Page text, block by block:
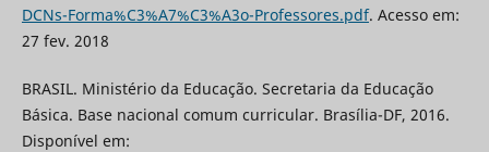
DCNs-Forma%C3%A7%C3%A3o-Professores.pdf. Acesso em:
27 fev. 2018
BRASIL. Ministério da Educação. Secretaria da Educação
Básica. Base nacional comum curricular. Brasília-DF, 2016.
Disponível em: